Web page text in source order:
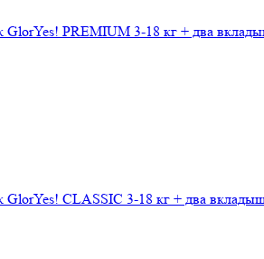
GlorYes! PREMIUM 3-18 кг + два
GlorYes! CLASSIC 3-18 кг + два